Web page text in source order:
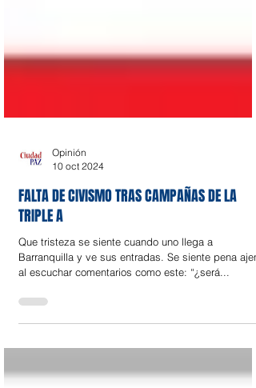
Opinión
10 oct 2024
FALTA DE CIVISMO TRAS CAMPAÑAS DE LA
TRIPLE A
Que tristeza se siente cuando uno llega a